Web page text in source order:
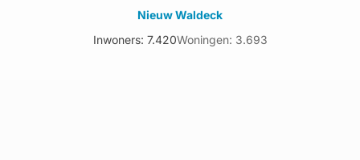
Nieuw Waldeck
Inwoners: 7.420Woningen: 3.693